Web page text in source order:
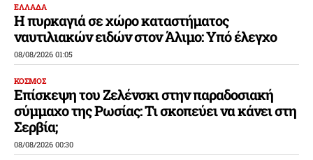
ΕΛΛΑΔΑ
Η πυρκαγιά σε χώρο καταστήματος
ναυτιλιακών ειδών στον Άλιμο: Υπό έλεγχο
08/08/2026 01:05
ΚΟΣΜΟΣ
Επίσκεψη του Ζελένσκι στην παραδοσιακή
σύμμαχο της Ρωσίας: Τι σκοπεύει να κάνει στη
Σερβία;
08/08/2026 00:30